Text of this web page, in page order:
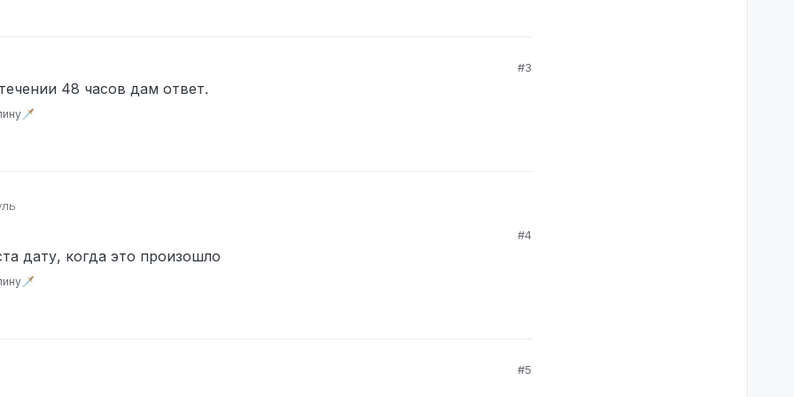
#3
48 часов дам ответ.
то два ДПД шника.
мотеля, и без выхода в этой ситуации, Эдди Уайт (Водитель) решает что будет
#4
дату, когда это произошло
#5